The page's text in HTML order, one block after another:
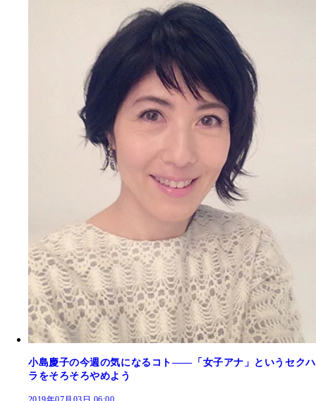
小島慶子の今週の気になるコト――「女子アナ」というセクハ
ラをそろそろやめよう